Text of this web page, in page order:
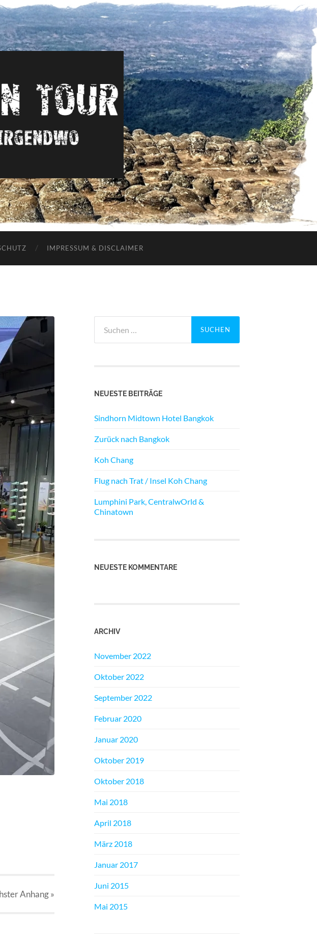
IMPRESSUM & DISCLAIMER
Anhang»
nach:
NEUESTE BEITRÄGE
Sindhorn Midtown Hotel Bangkok
Zurück nach Bangkok
Koh Chang
Flug nach Trat / Insel Koh Chang
Lumphini Park, CentralwOrld &
Chinatown
NEUESTE KOMMENTARE
ARCHIV
November 2022
Oktober 2022
September 2022
Februar 2020
Januar 2020
Oktober 2019
Oktober 2018
Mai 2018
April 2018
März 2018
Januar 2017
Juni 2015
Mai 2015